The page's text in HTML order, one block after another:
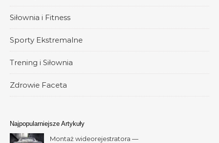
Siłownia i Fitness
Sporty Ekstremalne
Trening i Siłownia
Zdrowie Faceta
Najpopularniejsze Artykuły
Montaż wideorejestratora —